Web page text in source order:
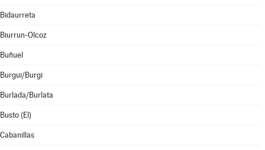
Bidaurreta
Biurrun-Olcoz
Buñuel
Burgui/Burgi
Burlada/Burlata
Busto (El)
Cabanillas